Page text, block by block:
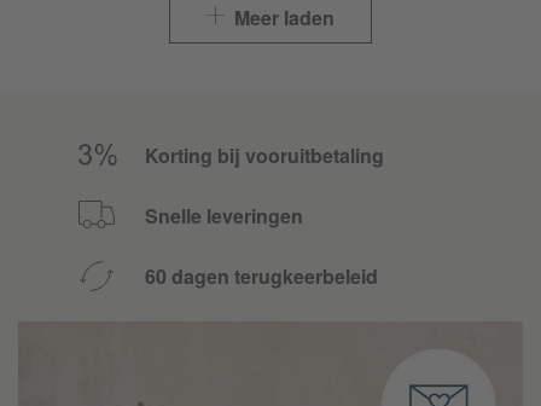
Meer laden
Korting bij vooruitbetaling
Snelle leveringen
60 dagen terugkeerbeleid